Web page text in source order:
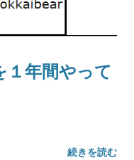
年間やって
続きを読む